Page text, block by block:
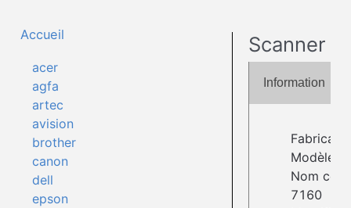
Accueil
acer
agfa
artec
avision
brother
canon
dell
epson
Scanner
Information
Fabricant
Modèle :
Nom
7160